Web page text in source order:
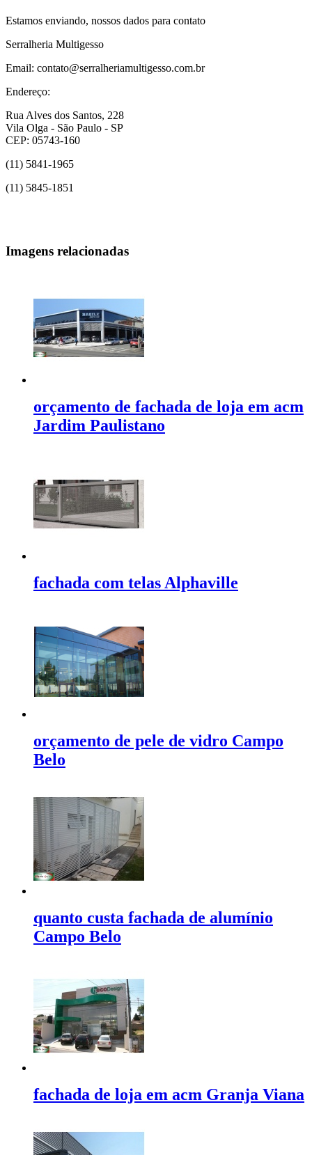
Estamos enviando, nossos dados para contato
Serralheria Multigesso
Email: contato@serralheriamultigesso.com.br
Endereço:
Rua Alves dos Santos, 228
Vila Olga - São Paulo - SP
CEP: 05743-160
(11) 5841-1965
(11) 5845-1851
Imagens relacionadas
orçamento de fachada de loja em acm
Jardim Paulistano
fachada com telas Alphaville
orçamento de pele de vidro Campo
Belo
quanto custa fachada de alumínio
Campo Belo
fachada de loja em acm Granja Viana